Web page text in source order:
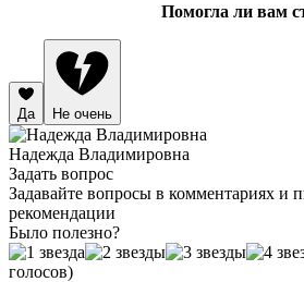
Помогла ли вам
Да Не очень
Надежда Владимировна
Задать вопрос
Задавайте вопросы в комментариях и
рекомендации
Было полезно?
голосов)